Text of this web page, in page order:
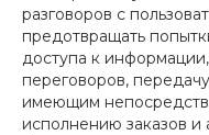
разговоров с
предотвращать
доступа к
переговоров,
имеющим
исполнению заказов и